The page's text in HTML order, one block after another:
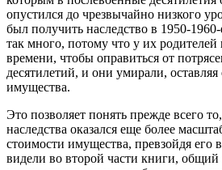
опустился до чрезвычайно низкого
был получить наследство в 1950-
так много, потому что у их родителей
времени, чтобы оправиться от
десятилетий, и они умирали,
имущества.
Это позволяет понять прежде всего
наследства оказался еще более
стоимости имущества, превзойдя его
видели во второй части книги, общий